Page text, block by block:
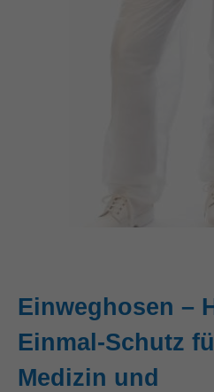
Einweghosen –
Einmal-Schutz
Medizin und